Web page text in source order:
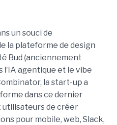
un souci de
la plateforme de design
Bud (anciennement
l’IA agentique et le vibe
la start-up a
dans ce dernier
de créer
pour mobile, web, Slack,